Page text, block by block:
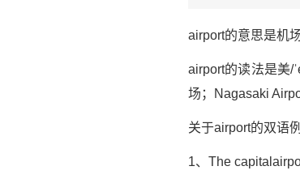
airport的意思是机
airport的读法是美/
场；Nagasaki
关于airport的双语
1、The